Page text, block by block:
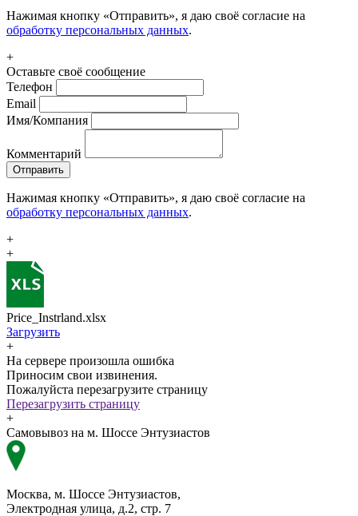
Нажимая кнопку «Отправить», я даю своё согласие на
обработку персональных данных.
+
Оставьте своё сообщение
Телефон
Email
Имя/Компания
Комментарий
Отправить
Нажимая кнопку «Отправить», я даю своё согласие на
обработку персональных данных.
+
+
Price_Instrland.xlsx
Загрузить
+
На сервере произошла ошибка
Приносим свои извинения.
Пожалуйста перезагрузите страницу
Перезагрузить страницу
+
Самовывоз на м. Шоссе Энтузиастов
Москва, м. Шоссе Энтузиастов,
Электродная улица, д.2, стр. 7